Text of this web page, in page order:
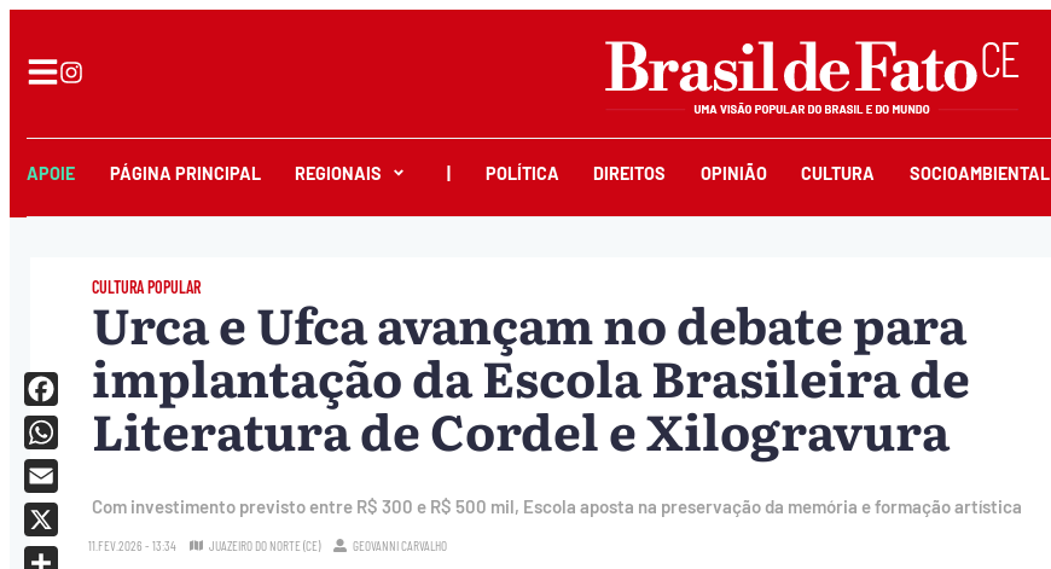
APOIE PÁGINA PRINCIPAL REGIONAIS POLÍTICA DIREITOS OPINIÃO CULTURA SOCIOAMBIENTAL
CULTURA POPULAR
Urca e Ufca avançam no debate para
implantação da Escola Brasileira de
Literatura de Cordel e Xilogravura
Com investimento previsto entre R$ 300 e R$ 500 mil, Escola aposta na preservação da memória e formação artística
11.FEV.2026 - 13:34 JUAZEIRO DO NORTE (CE) GEOVANNI CARVALHO
Facebook
WhatsApp
Email
X